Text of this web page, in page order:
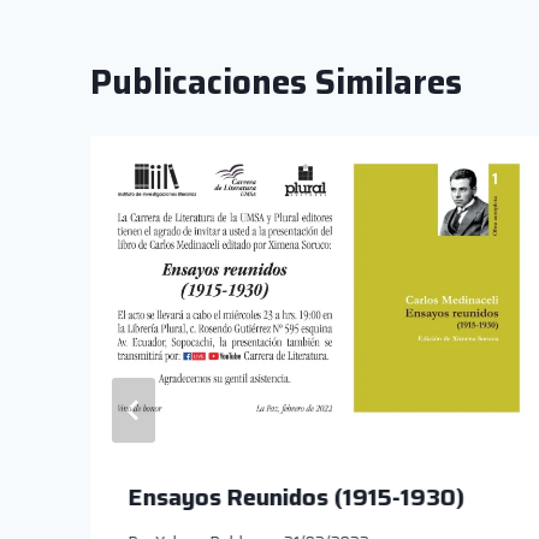
Publicaciones Similares
Ensayos Reunidos (1915-1930)